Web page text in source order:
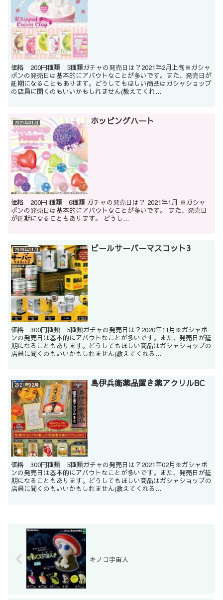
価格 200円種類 5種類ガチャの発売日は？2021年2月上旬※ガシャ
ポンの発売日は基本的にアバウトなことが多いです。また、発売日が
延期になることもあります。どうしてもほしい商品はガシャショップ
の店員に聞くのもいいかもしれません(教えてくれ...
2021年01月 ホッピングハート
価格 200円 種類 6種類 ガチャの発売日は？ 2021年1月 ※ガシャ
ポンの発売日は基本的にアバウトなことが多いです。 また、発売日
が延期になることもあります。 どうし...
2020年11月 ビールサーバーマスコット3
価格 300円種類 5種類ガチャの発売日は？2020年11月※ガシャポ
ンの発売日は基本的にアバウトなことが多いです。また、発売日が延
期になることもあります。どうしてもほしい商品はガシャショップの
店員に聞くのもいいかもしれません(教えてくれる...
2021年02月 島伊兵衛薬品置き薬アクリルBC
価格 300円種類 5種類ガチャの発売日は？2021年02月※ガシャポ
ンの発売日は基本的にアバウトなことが多いです。また、発売日が延
期になることもあります。どうしてもほしい商品はガシャショップの
店員に聞くのもいいかもしれません(教えてくれる...
キノコ宇宙人